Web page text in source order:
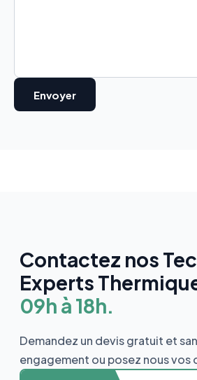
Contactez nos
Experts
09h à 18h.
Demandez un devis gratuit et
engagement ou posez nous vos